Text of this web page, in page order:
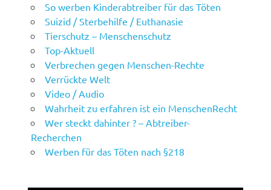
So werben Kinderabtreiber für das Töten
Suizid / Sterbehilfe / Euthanasie
Tierschutz – Menschenschutz
Top-Aktuell
Verbrechen gegen Menschen-Rechte
Verrückte Welt
Video / Audio
Wahrheit zu erfahren ist ein MenschenRecht
Wer steckt dahinter ? – Abtreiber-
Recherchen
Werben für das Töten nach §218